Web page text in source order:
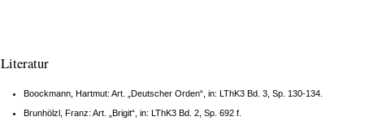
Literatur
Boockmann, Hartmut: Art. „Deutscher Orden“, in: LThK3 Bd. 3, Sp. 130-134.
Brunhölzl, Franz: Art. „Brigit“, in: LThK3 Bd. 2, Sp. 692 f.